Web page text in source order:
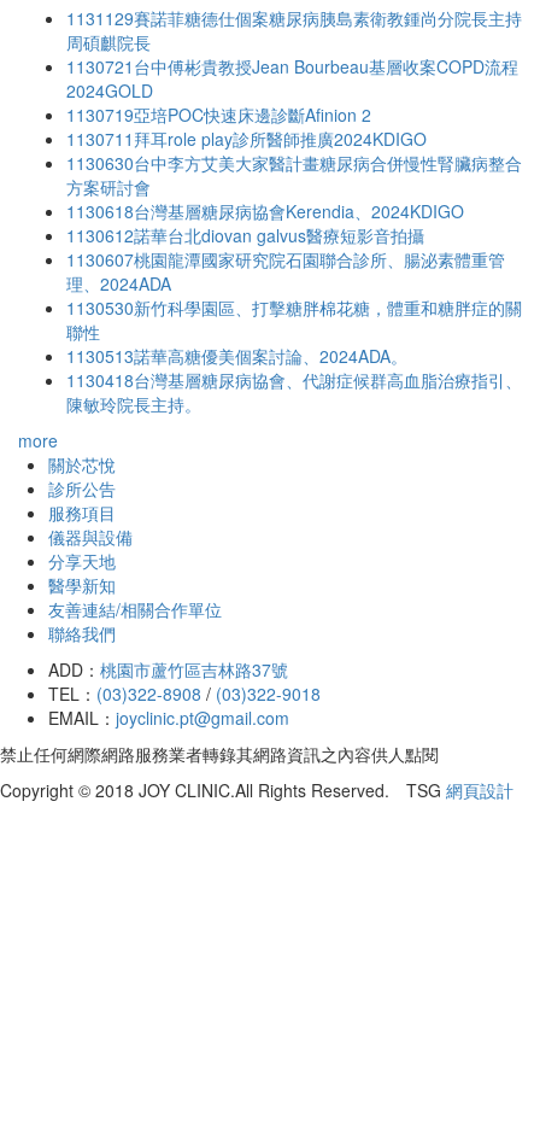
1131129賽諾菲糖德仕個案糖尿病胰島素衛教鍾尚分院長主持
周碩麒院長
1130721台中傅彬貴教授Jean Bourbeau基層收案COPD流程
2024GOLD
1130719亞培POC快速床邊診斷Afinion 2
1130711拜耳role play診所醫師推廣2024KDIGO
1130630台中李方艾美大家醫計畫糖尿病合併慢性腎臟病整合
方案研討會
1130618台灣基層糖尿病協會Kerendia、2024KDIGO
1130612諾華台北diovan galvus醫療短影音拍攝
1130607桃園龍潭國家研究院石園聯合診所、腸泌素體重管
理、2024ADA
1130530新竹科學園區、打擊糖胖棉花糖，體重和糖胖症的關
聯性
1130513諾華高糖優美個案討論、2024ADA。
1130418台灣基層糖尿病協會、代謝症候群高血脂治療指引、
陳敏玲院長主持。
more
關於芯悅
診所公告
服務項目
儀器與設備
分享天地
醫學新知
友善連結/相關合作單位
聯絡我們
ADD： 桃園市蘆竹區吉林路37號
TEL： (03)322-8908 / (03)322-9018
EMAIL： joyclinic.pt@gmail.com
禁止任何網際網路服務業者轉錄其網路資訊之內容供人點閱
Copyright © 2018 JOY CLINIC.All Rights Reserved. TSG 網頁設計